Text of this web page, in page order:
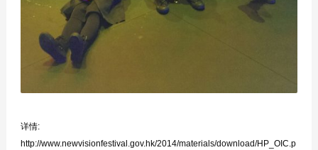
详情:
http://www.newvisionfestival.gov.hk/2014/materials/download/HP_OIC.p